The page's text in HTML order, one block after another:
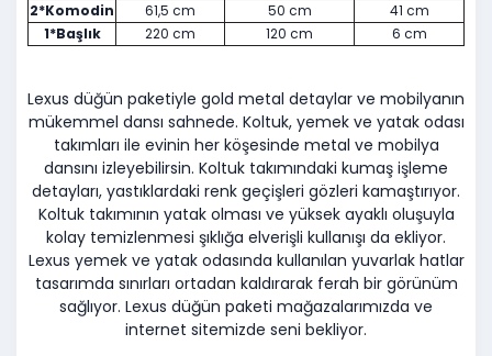
2*Komodin 61,5 cm 50 cm
41 cm
1*Başlık
220 cm 120 cm 6 cm
Lexus düğün paketiyle gold metal detaylar ve mobilyanın
mükemmel dansı sahnede. Koltuk, yemek ve yatak odası
takımları ile evinin her köşesinde metal ve mobilya
dansını izleyebilirsin. Koltuk takımındaki kumaş işleme
detayları, yastıklardaki renk geçişleri gözleri kamaştırıyor.
Koltuk takımının yatak olması ve yüksek ayaklı oluşuyla
kolay temizlenmesi şıklığa elverişli kullanışı da ekliyor.
Lexus yemek ve yatak odasında kullanılan yuvarlak hatlar
tasarımda sınırları ortadan kaldırarak ferah bir görünüm
sağlıyor. Lexus düğün paketi mağazalarımızda ve
internet sitemizde seni bekliyor.